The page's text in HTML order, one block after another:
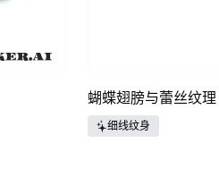
蝴蝶翅膀与蕾丝纹理
细线纹身